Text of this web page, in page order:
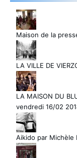
Maison de la
LA VILLE DE
LA MAISON DU
vendredi 16/02
Aikido par Michèle